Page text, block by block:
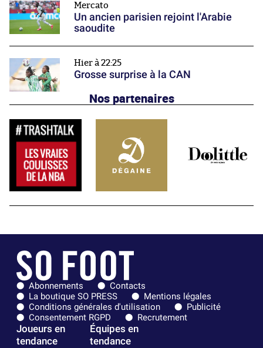
Mercato
Un ancien parisien rejoint l'Arabie
saoudite
Hier à 22:25
Grosse surprise à la CAN
Nos partenaires
Abonnements
Contacts
La boutique SO PRESS
Mentions légales
Conditions générales d'utilisation
Publicité
Consentement RGPD
Recrutement
Joueurs en
tendance
Équipes en
tendance